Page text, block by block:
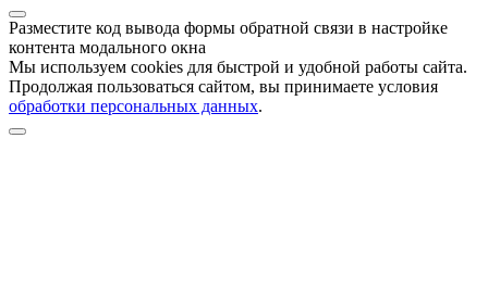
Разместите код вывода формы обратной связи в настройке
контента модального окна
Мы используем cookies для быстрой и удобной работы сайта.
Продолжая пользоваться сайтом, вы принимаете условия
обработки персональных данных.